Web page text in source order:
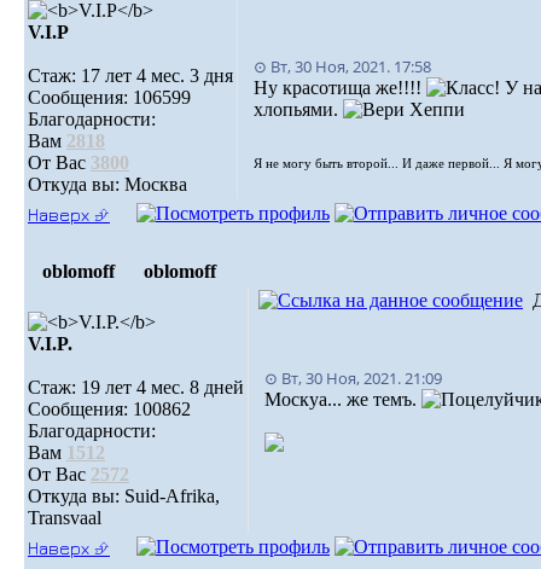
V.I.Р
Стаж: 17 лет 4 мес. 3 дня
Сообщения: 106599
Благодарности:
Вам 2818
От Вас 3800
Откуда вы: Москва
⊙ Вт, 30 Ноя, 2021. 17:58
Ну красотища же!!!!
У
хлопьями.
Я не могу быть второй... И даже первой... Я
Наверх ⮵
oblomoff oblomoff
V.I.P.
Стаж: 19 лет 4 мес. 8 дней
Сообщения: 100862
Благодарности:
Вам 1512
От Вас 2572
Откуда вы: Suid-Afrika,
Transvaal
⊙ Вт, 30 Ноя, 2021. 21:09
Москуа... же темъ.
Наверх ⮵